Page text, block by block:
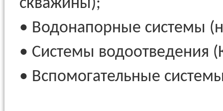
скважины);
• Водонапорные системы
• Системы водоотведения
• Вспомогательные